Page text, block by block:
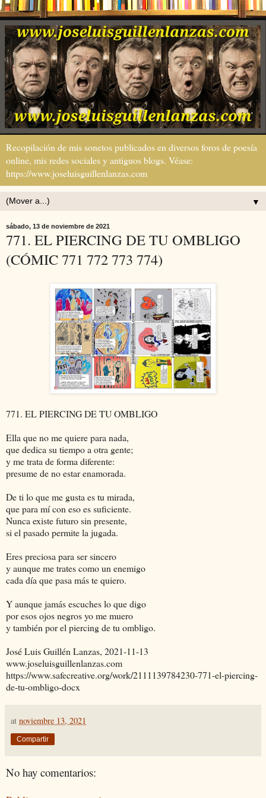
Recopilación de mis sonetos publicados en diversos foros de poesía
online, mis redes sociales y antiguos blogs. Véase:
https://www.joseluisguillenlanzas.com
▼
sábado, 13 de noviembre de 2021
771. EL PIERCING DE TU OMBLIGO
(CÓMIC 771 772 773 774)
771. EL PIERCING DE TU OMBLIGO
Ella que no me quiere para nada,
que dedica su tiempo a otra gente;
y me trata de forma diferente:
presume de no estar enamorada.
De ti lo que me gusta es tu mirada,
que para mí con eso es suficiente.
Nunca existe futuro sin presente,
si el pasado permite la jugada.
Eres preciosa para ser sincero
y aunque me trates como un enemigo
cada día que pasa más te quiero.
Y aunque jamás escuches lo que digo
por esos ojos negros yo me muero
y también por el piercing de tu ombligo.
José Luis Guillén Lanzas, 2021-11-13
www.joseluisguillenlanzas.com
https://www.safecreative.org/work/2111139784230-771-el-piercing-
de-tu-ombligo-docx
at noviembre 13, 2021
Compartir
No hay comentarios: